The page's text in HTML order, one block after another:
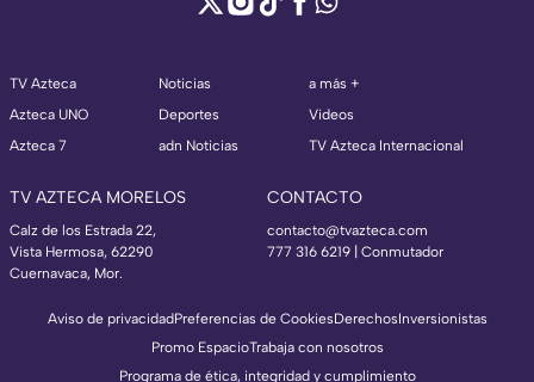
TV Azteca
Azteca UNO
Azteca 7
Noticias
Deportes
adn Noticias
a más +
Videos
TV Azteca Internacional
TV AZTECA MORELOS
Calz de los Estrada 22,
Vista Hermosa, 62290
Cuernavaca, Mor.
CONTACTO
contacto@tvazteca.com
777 316 6219 | Conmutador
Aviso de privacidadPreferencias de CookiesDerechosInversionistas
Promo EspacioTrabaja con nosotros
Programa de ética, integridad y cumplimiento